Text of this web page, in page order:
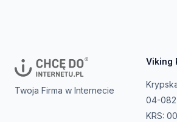
Twoja Firma w Internecie
Viking
04-082
KRS: